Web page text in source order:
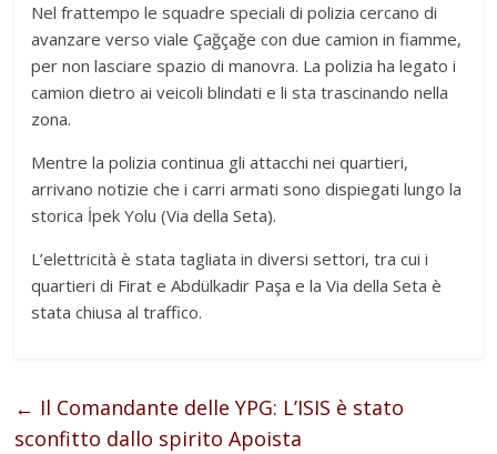
Nel frattempo le squadre speciali di polizia cercano di
avanzare verso viale Çağçağe con due camion in fiamme,
per non lasciare spazio di manovra. La polizia ha legato i
camion dietro ai veicoli blindati e li sta trascinando nella
zona.
Mentre la polizia continua gli attacchi nei quartieri,
arrivano notizie che i carri armati sono dispiegati lungo la
storica İpek Yolu (Via della Seta).
L’elettricità è stata tagliata in diversi settori, tra cui i
quartieri di Firat e Abdülkadir Paşa e la Via della Seta è
stata chiusa al traffico.
← Il Comandante delle YPG: L’ISIS è stato
sconfitto dallo spirito Apoista